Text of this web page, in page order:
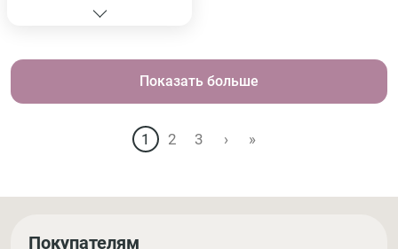
Показать больше
1 2 3 › »
Покупателям